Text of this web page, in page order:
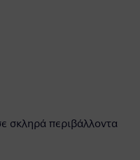
σκληρά περιβάλλοντα